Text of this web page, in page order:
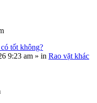
tốt không?
9:23 am » in Rao vặt khác